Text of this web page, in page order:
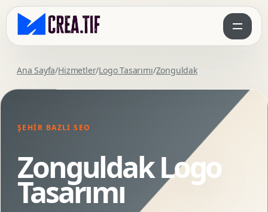
Ana Sayfa/Hizmetler/Logo Tasarımı/Zonguldak
ŞEHIR BAZLI SEO
Zonguldak Logo
Tasarımı